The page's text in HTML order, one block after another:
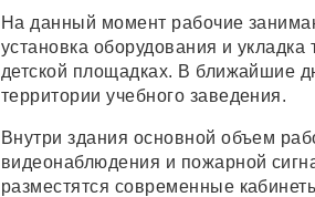
На данный момент рабочие
установка оборудования и
детской площадках. В ближайшие
территории учебного заведения.
Внутри здания основной объем
видеонаблюдения и пожарной
разместятся современные